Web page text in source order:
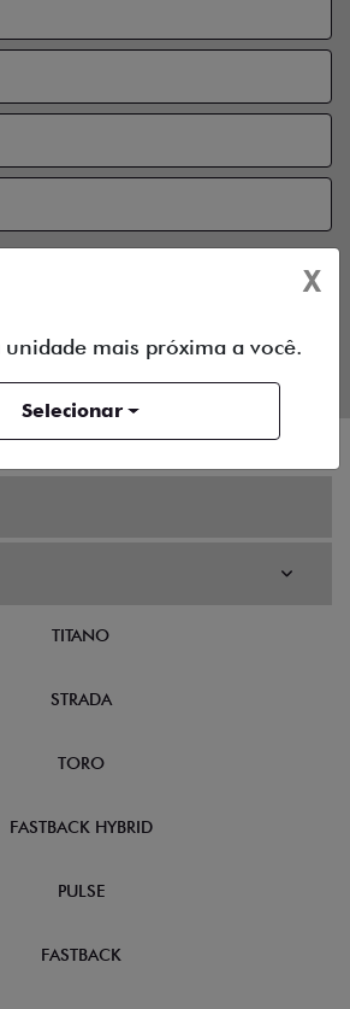
EM CONTATO
TITANO
STRADA
TORO
FASTBACK HYBRID
PULSE
FASTBACK
X
unidade mais próxima a você.
Selecionar